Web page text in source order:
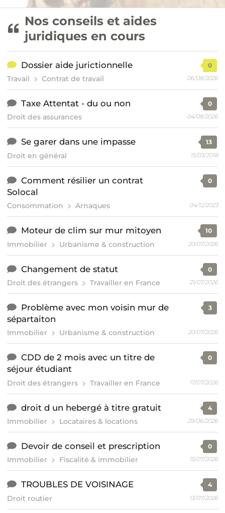
Nos conseils et aides
juridiques en cours
Dossier aide jurictionnelle
Travail Contrat de travail
0
06/08/2026
Taxe Attentat - du ou non
Droit des assurances
0
04/08/2026
Se garer dans une impasse
Droit en général
13
15/03/2018
Comment résilier un contrat
Solocal
Consommation Arnaques
0
04/12/2023
Moteur de clim sur mur mitoyen
Immobilier Urbanisme & construction
10
20/07/2026
Changement de statut
Droit des étrangers Travailler en France
0
21/07/2026
Problème avec mon voisin mur de
sépartaiton
Immobilier Urbanisme & construction
3
20/07/2026
CDD de 2 mois avec un titre de
séjour étudiant
Droit des étrangers Travailler en France
0
17/07/2026
droit d un hebergé à titre gratuit
Immobilier Locataires & locations
4
29/06/2026
Devoir de conseil et prescription
Immobilier Fiscalité & immobilier
0
15/07/2026
TROUBLES DE VOISINAGE
Droit routier
4
13/07/2026